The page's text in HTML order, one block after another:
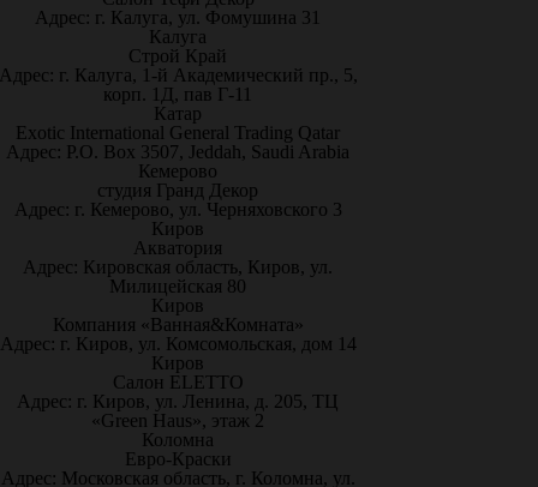
Адрес: г. Калуга, ул. Фомушина 31
Калуга
Строй Край
г. Калуга, 1-й Академический пр., 5,
корп. 1Д, пав Г-11
Катар
Exotic International General Trading Qatar
Адрес: P.O. Box 3507, Jeddah, Saudi Arabia
Кемерово
студия Гранд Декор
Адрес: г. Кемерово, ул. Черняховского 3
Киров
Акватория
Адрес: Кировская область, Киров, ул.
Милицейская 80
Киров
Компания «Ванная&Комната»
Адрес: г. Киров, ул. Комсомольская, дом 14
Киров
Салон ELETTO
Адрес: г. Киров, ул. Ленина, д. 205, ТЦ
«Green Haus», этаж 2
Коломна
Евро-Краски
Адрес: Московская область, г. Коломна, ул.